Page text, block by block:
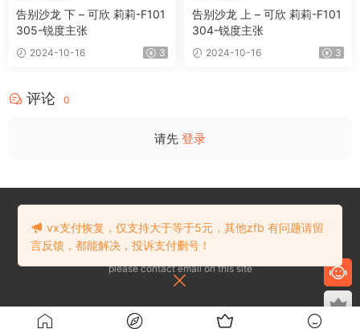
告别沙龙 下 – 可欣 莉莉-F101
305-锐度主张
2024-10-16 3
告别沙龙 上 – 可欣 莉莉-F101
304-锐度主张
2024-10-16 3
评论 0
请先 登录
本站部分资源来自于网络收集！对本站任何意见或建议请联系E-mail：
admin@90du.top
This part to resources network collection! Any comments or Suggestions
please contact email on this site
vx支付恢复，仅支持大于等于5元，其他zfb 有问题请留
言反馈，都能解决，投诉支付删号！